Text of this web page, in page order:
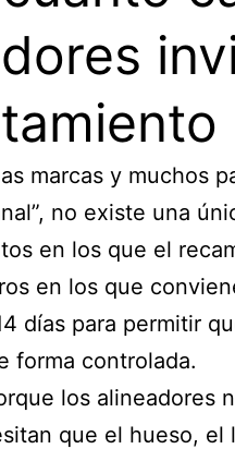
marcas y muchos
no existe una
en los que el
en los que
días para permitir
forma controlada.
los alineadores
que el hueso,